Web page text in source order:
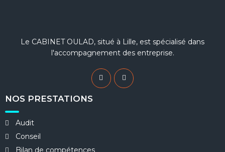
Le CABINET OULAD, situé à Lille, est spécialisé dans
l'accompagnement des entreprise.
NOS PRESTATIONS
Audit
Conseil
Bilan de compétences